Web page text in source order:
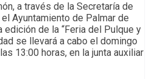
a través de la Secretaría de
Ayuntamiento de Palmar de
edición de la “Feria del Pulque y
se llevará a cabo el domingo
13:00 horas, en la junta auxiliar